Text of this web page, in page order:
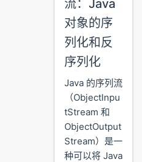
流：Java
对象的序
列化和反
序列化
Java 的序列流
（ObjectInpu
tStream 和
ObjectOutput
Stream）是一
种可以将 Java